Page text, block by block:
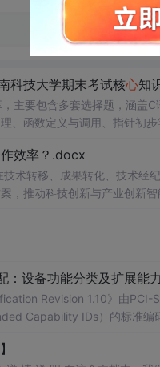
科技大学期末考试核心知
主要包含多套选择题，涵盖
函数定义与调用、指针初
程的学生，特别是准备期末考试或需要强化基础知识的
建议：建议结合教材和上机实践进行练习，
的程序执行流程，以达到真
效率？.docx
技术转移、成果转化、技术经
，推动科技创新与产业创新智
：设备功能分类及扩展能
Revision 1.10》由PCI-
Capability IDs）的标准编